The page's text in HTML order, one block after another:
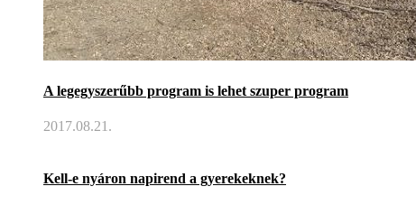
A legegyszerűbb program is lehet szuper program
2017.08.21.
Kell-e nyáron napirend a gyerekeknek?